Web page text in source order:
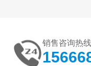
销售咨询热线